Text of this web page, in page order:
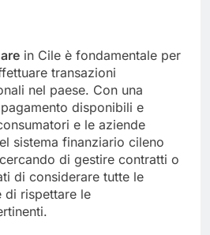
in Cile è fondamentale per
transazioni
nel paese. Con una
disponibili e
e le aziende
sistema finanziario cileno
di gestire contratti o
di considerare tutte le
rispettare le